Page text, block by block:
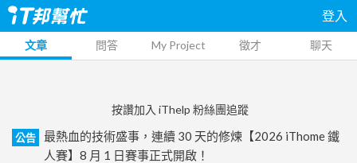
登入
文章 問答 My Project 徵才 聊天
按讚加入 iThelp 粉絲團追蹤
公告
最熱血的技術盛事，連續 30 天的修煉【2026 iThome 鐵
人賽】8 月 1 日賽事正式開啟！